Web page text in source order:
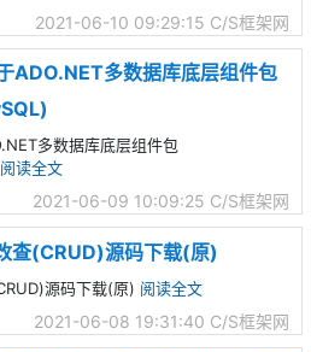
2021-06-10 09:29:15 C/S框架网
多数据库底层组件包
多数据库底层组件包
阅读全文
2021-06-09 10:09:25 C/S框架网
查(CRUD)源码下载(原)
源码下载(原) 阅读全文
2021-06-08 19:31:40 C/S框架网